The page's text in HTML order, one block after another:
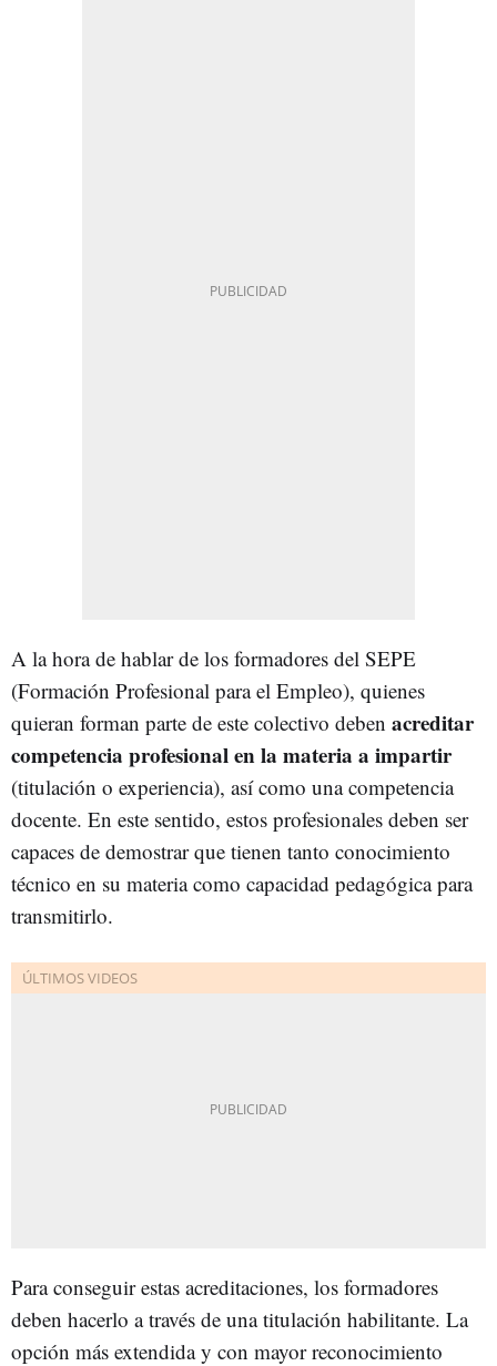
A la hora de hablar de los formadores del SEPE
(Formación Profesional para el Empleo), quienes
quieran forman parte de este colectivo deben acreditar
competencia profesional en la materia a impartir
(titulación o experiencia), así como una competencia
docente. En este sentido, estos profesionales deben ser
capaces de demostrar que tienen tanto conocimiento
técnico en su materia como capacidad pedagógica para
transmitirlo.
Para conseguir estas acreditaciones, los formadores
deben hacerlo a través de una titulación habilitante. La
opción más extendida y con mayor reconocimiento